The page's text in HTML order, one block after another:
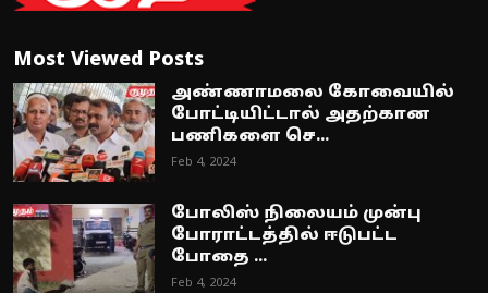
Most Viewed Posts
அண்ணாமலை கோவையில்
போட்டியிட்டால் அதற்கான
பணிகளை செ...
Feb 4, 2024
போலிஸ் நிலையம் முன்பு
போராட்டத்தில் ஈடுபட்ட
போதை ...
Feb 4, 2024